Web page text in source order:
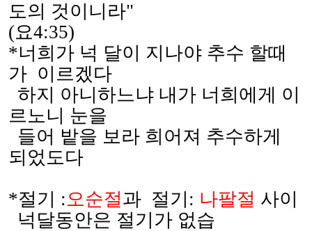
도의 것이니라"
(요4:35)
*너희가 넉 달이 지나야 추수 할때
가 이르겠다
하지 아니하느냐 내가 너희에게 이
르노니 눈을
들어 밭을 보라 희어져 추수하게
되었도다
*절기 :오순절과 절기 : 나팔절 사이
넉달동안은 절기가 없습